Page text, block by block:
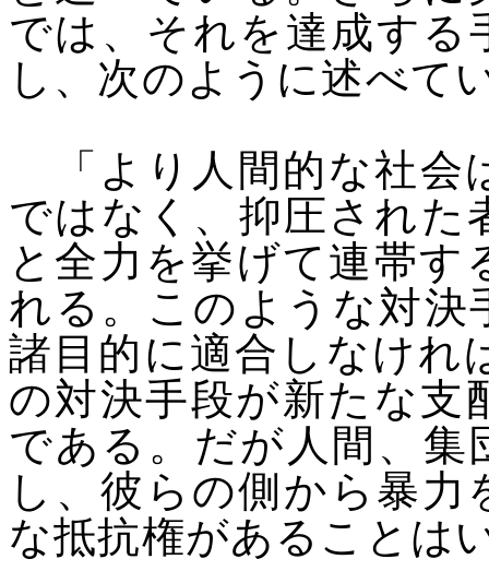
では、それを達成する
し、次のように述べて
「より人間的な社会
ではなく、抑圧された
と全力を挙げて連帯
れる。このような対決
諸目的に適合しなけれ
の対決手段が新たな支
である。だが人間、集
し、彼らの側から暴
な抵抗権があることは